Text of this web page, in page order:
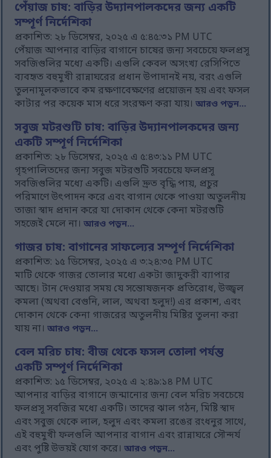
পেঁয়াজ চাষ: বাড়ির উদ্যানপালকদের জন্য একটি
সম্পূর্ণ নির্দেশিকা
প্রকাশিত: ২৮ ডিসেম্বর, ২০২৫ এ ৫:৪৫:৩১ PM UTC
পেঁয়াজ আপনার বাড়ির বাগানে চাষের জন্য সবচেয়ে ফলপ্রসূ
সবজিগুলির মধ্যে একটি। এগুলি কেবল অসংখ্য রেসিপিতে
ব্যবহৃত বহুমুখী রান্নাঘরের প্রধান উপাদানই নয়, বরং এগুলি
তুলনামূলকভাবে কম রক্ষণাবেক্ষণের প্রয়োজন হয় এবং ফসল
কাটার পর কয়েক মাস ধরে সংরক্ষণ করা যায়।আরও পড়ুন...
সবুজ মটরশুটি চাষ: বাড়ির উদ্যানপালকদের জন্য
একটি সম্পূর্ণ নির্দেশিকা
প্রকাশিত: ২৮ ডিসেম্বর, ২০২৫ এ ৫:৪৩:১১ PM UTC
গৃহপালিতদের জন্য সবুজ মটরশুটি সবচেয়ে ফলপ্রসূ
সবজিগুলির মধ্যে একটি। এগুলি দ্রুত বৃদ্ধি পায়, প্রচুর
পরিমাণে উৎপাদন করে এবং বাগান থেকে পাওয়া অতুলনীয়
তাজা স্বাদ প্রদান করে যা দোকান থেকে কেনা মটরশুটি
সহজেই মেলে না।আরও পড়ুন...
গাজর চাষ: বাগানের সাফল্যের সম্পূর্ণ নির্দেশিকা
প্রকাশিত: ১৫ ডিসেম্বর, ২০২৫ এ ৩:২৪:৩৫ PM UTC
মাটি থেকে গাজর তোলার মধ্যে একটা জাদুকরী ব্যাপার
আছে। টান দেওয়ার সময় যে সন্তোষজনক প্রতিরোধ, উজ্জ্বল
কমলা (অথবা বেগুনি, লাল, অথবা হলুদ!) এর প্রকাশ, এবং
দোকান থেকে কেনা গাজরের অতুলনীয় মিষ্টির তুলনা করা
যায় না।আরও পড়ুন...
বেল মরিচ চাষ: বীজ থেকে ফসল তোলা পর্যন্ত
একটি সম্পূর্ণ নির্দেশিকা
প্রকাশিত: ১৫ ডিসেম্বর, ২০২৫ এ ২:৪৯:১৪ PM UTC
আপনার বাড়ির বাগানে জন্মানোর জন্য বেল মরিচ সবচেয়ে
ফলপ্রসূ সবজির মধ্যে একটি। তাদের ঝাল গঠন, মিষ্টি স্বাদ
এবং সবুজ থেকে লাল, হলুদ এবং কমলা রঙের রংধনুর সাথে,
এই বহুমুখী ফলগুলি আপনার বাগান এবং রান্নাঘরে সৌন্দর্য
এবং পুষ্টি উভয়ই যোগ করে।আরও পড়ুন...